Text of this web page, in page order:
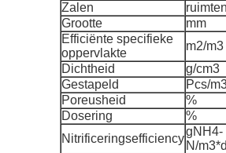
Zalen
ruimten
Grootte
mm
Efficiënte specifieke
oppervlakte
m2/m3
Dichtheid
g/cm3
Gestapeld
Pcs/
Poreusheid
%
Dosering
%
Nitrificeringsefficiency
gNH4-
N/m3*d